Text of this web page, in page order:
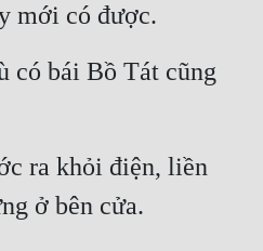
mới có được.
có bái Bồ Tát cũng
ra khỏi điện, liền
ở bên cửa.